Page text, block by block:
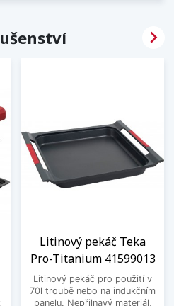
Litinový pekáč Teka
Pro-Titanium 41599013
Litinový pekáč pro použití v
70l troubě nebo na indukčním
panelu. Nepřilnavý materiál,
